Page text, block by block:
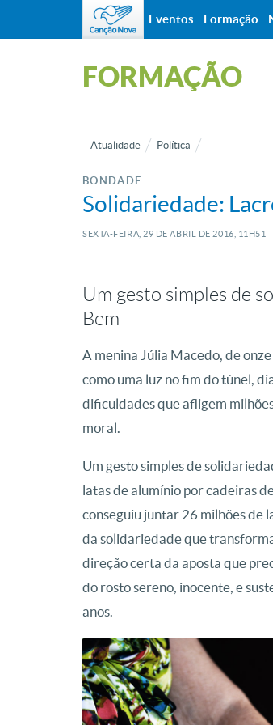
FORMAÇÃO
Atualidade Política
BONDADE
Solidariedade:
SEXTA-FEIRA, 29 DE ABRIL DE 2016, 11H51
Um gesto simples de
Bem
A menina Júlia Macedo, de
como uma luz no fim do túnel,
dificuldades que afligem
moral.
Um gesto simples de
latas de alumínio por cadeiras
conseguiu juntar 26 milhões de
da solidariedade que
direção certa da aposta que
do rosto sereno, inocente, e
anos.
Eventos Formação